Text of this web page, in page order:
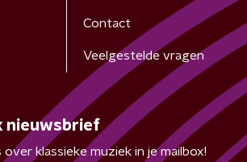
Contact
Veelgestelde vragen
nieuwsbrief
over klassieke muziek in je mailbox!